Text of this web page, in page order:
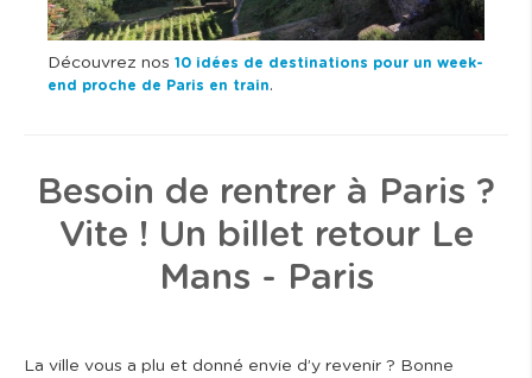
Découvrez nos 10 idées de destinations pour un week-
end proche de Paris en train.
Besoin de rentrer à Paris ?
Vite ! Un billet retour Le
Mans - Paris
La ville vous a plu et donné envie d’y revenir ? Bonne